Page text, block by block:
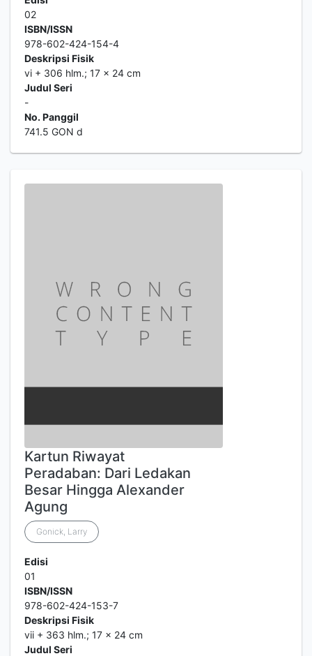
02
ISBN/ISSN
978-602-424-154-4
Deskripsi Fisik
vi + 306 hlm.; 17 x 24 cm
Judul Seri
-
No. Panggil
741.5 GON d
Kartun Riwayat
Peradaban: Dari Ledakan
Besar Hingga Alexander
Agung
Gonick, Larry
Edisi
01
ISBN/ISSN
978-602-424-153-7
Deskripsi Fisik
vii + 363 hlm.; 17 x 24 cm
Judul Seri